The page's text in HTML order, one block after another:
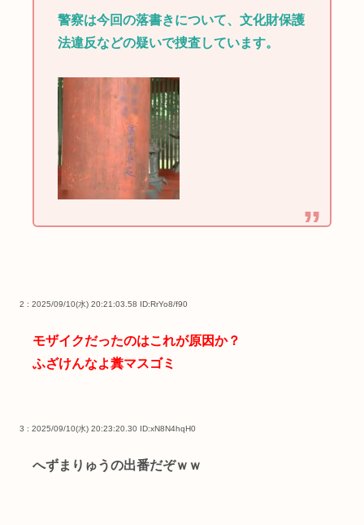
警察は今回の落書きについて、文化財保護
法違反などの疑いで捜査しています。
2 : 2025/09/10(水) 20:21:03.58 ID:RrYo8/f90
モザイクだったのはこれが原因か？
ふざけんなよ糞マスゴミ
3 : 2025/09/10(水) 20:23:20.30 ID:xN8N4hqH0
へずまりゅうの出番だぞｗｗ